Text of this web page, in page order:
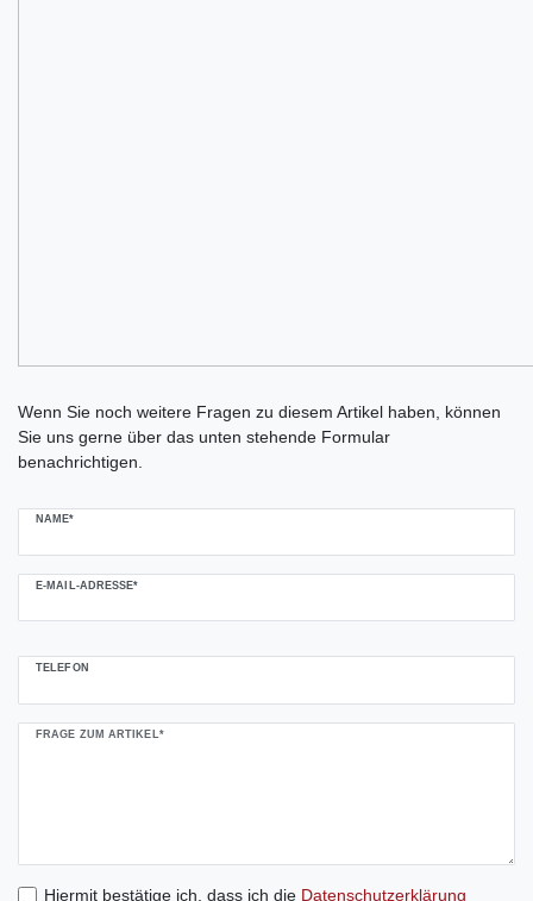
Wenn Sie noch weitere Fragen zu diesem Artikel haben, können
Sie uns gerne über das unten stehende Formular
benachrichtigen.
NAME*
E-MAIL-ADRESSE*
TELEFON
FRAGE ZUM ARTIKEL*
Hiermit bestätige ich, dass ich die Daten­schutz­erklärung